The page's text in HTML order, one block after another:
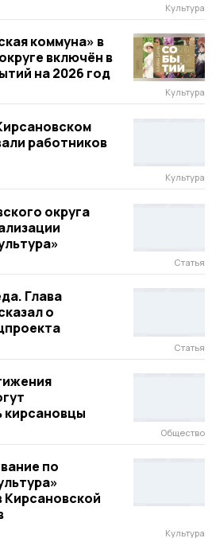
Культура
коммуна» в
включён в
на 2026 год
Культура
работников
Культура
округа
Статья
Глава
о
Статья
кирсановцы
Общество
по
Кирсановской
Культура